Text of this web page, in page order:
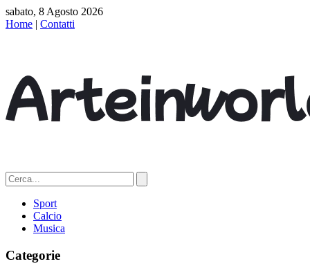
sabato, 8 Agosto 2026
Home | Contatti
Sport
Calcio
Musica
Categorie